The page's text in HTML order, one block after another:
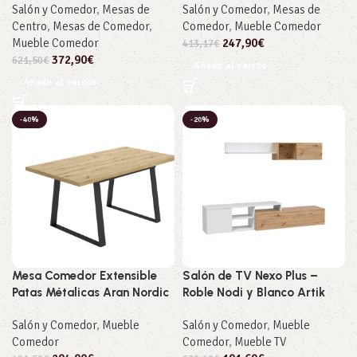
Salón y Comedor, Mesas de
Centro, Mesas de Comedor,
Mueble Comedor
621,50€372,90€
Añadir al carrito
Salón y Comedor, Mesas de
Comedor, Mueble Comedor
413,17€ 247,90€
Añadir al carrito
-40%
Mesa Comedor Extensible
Patas Métalicas Aran Nordic
Salón y Comedor,Mueble
Comedor
-20%
Salón de TV Nexo Plus –
Roble Nodi y Blanco Artik
Salón y Comedor, Mueble
Comedor, Mueble TV